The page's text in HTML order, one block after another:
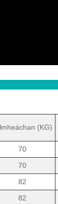
(KG)
70
70
82
82